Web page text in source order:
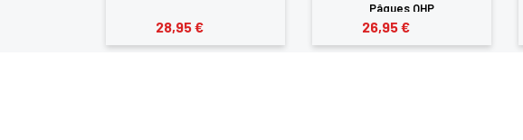
28,95 €
Pâques QHP
26,95 €